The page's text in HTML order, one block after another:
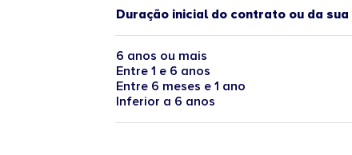
Duração inicial do contrato ou da
6 anos ou mais
Entre 1 e 6 anos
Entre 6 meses e 1 ano
Inferior a 6 anos